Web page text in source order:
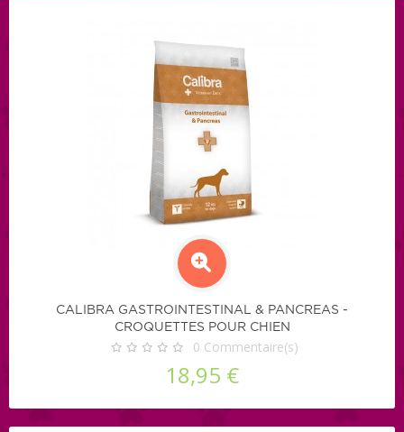
CALIBRA GASTROINTESTINAL & PANCREAS -
CROQUETTES POUR CHIEN
0 Commentaire(s)
18,95 €